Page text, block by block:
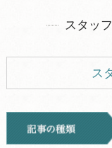
スタッ
ス
キャンプ